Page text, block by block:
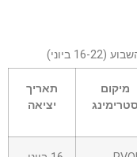
ביוני)
מיקום
סטרימינג
תאריך
יציאה